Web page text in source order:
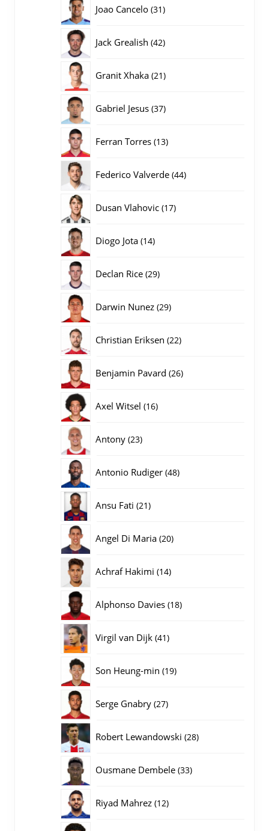
Joao Cancelo 3131
Jack Grealish 4242
Granit Xhaka 2121
Gabriel Jesus 3737
Ferran Torres 1313
Federico Valverde 4444
Dusan Vlahovic 1717
Diogo Jota 1414
Declan Rice 2929
Darwin Nunez 2929
Christian Eriksen 2222
Benjamin Pavard 2626
Axel Witsel 1616
Antony 2323
Antonio Rudiger 4848
Ansu Fati 2121
Angel Di Maria 2020
Achraf Hakimi 1414
Alphonso Davies 1818
Virgil van Dijk 4141
Son Heung-min 1919
Serge Gnabry 2727
Robert Lewandowski 2828
Ousmane Dembele 3333
Riyad Mahrez 1212